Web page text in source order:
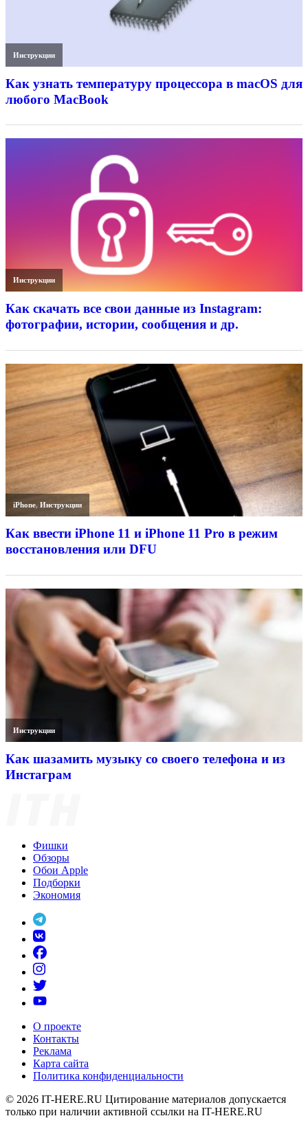
Инструкции
Как узнать температуру процессора в macOS для
любого MacBook
Инструкции
Как скачать все свои данные из Instagram:
фотографии, истории, сообщения и др.
iPhone,Инструкции
Как ввести iPhone 11 и iPhone 11 Pro в режим
восстановления или DFU
Инструкции
Как шазамить музыку со своего телефона и из
Инстаграм
Фишки
Обзоры
Обои Apple
Подборки
Экономия
О проекте
Контакты
Реклама
Карта сайта
Политика конфиденциальности
© 2026 IT-HERE.RU Цитирование материалов допускается
только при наличии активной ссылки на IT-HERE.RU